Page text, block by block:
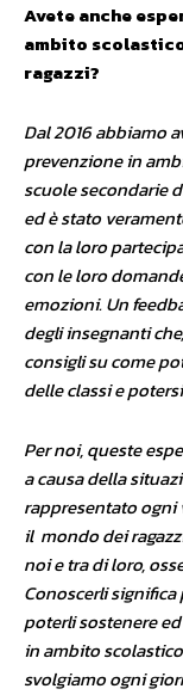
Avete anche
ambito
ragazzi?
Dal 2016 abbiamo
prevenzione in
scuole secondarie
ed è stato
con la loro
con le loro
emozioni. Un
degli insegnanti
consigli su come
delle classi e
Per noi, queste
a causa della
rappresentato ogni
il mondo dei
noi e tra di loro,
Conoscerli
poterli sostenere
in ambito
svolgiamo ogni